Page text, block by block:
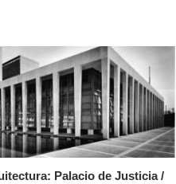
Palacio de Justicia /